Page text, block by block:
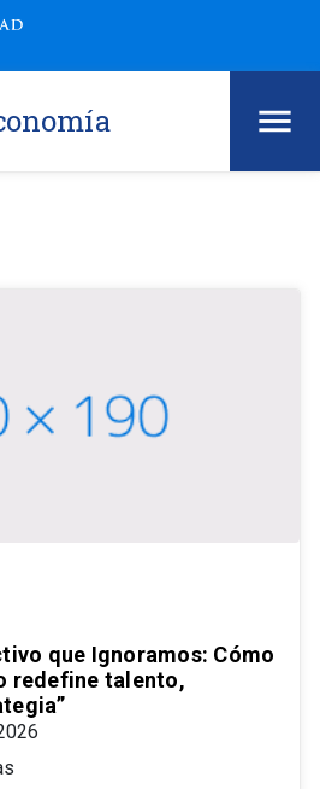
que Ignoramos: Cómo
redefine talento,